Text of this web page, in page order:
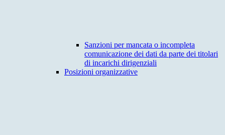
Sanzioni per mancata o incompleta
comunicazione dei dati da parte dei titolari
di incarichi dirigenziali
Posizioni organizzative